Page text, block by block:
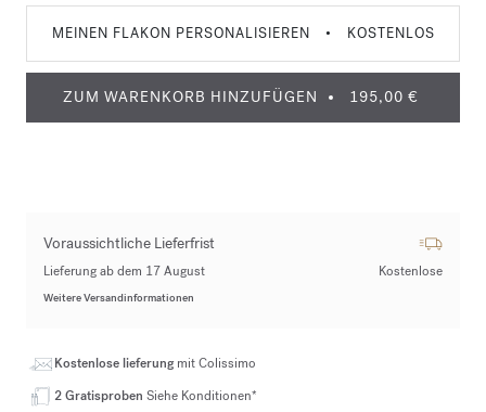
MEINEN FLAKON PERSONALISIEREN • KOSTENLOS
ZUM WARENKORB HINZUFÜGEN 195,00 €
Voraussichtliche Lieferfrist
Lieferung ab dem 17 August Kostenlose
Weitere Versandinformationen
Kostenlose lieferungmit Colissimo
2 Gratisproben Siehe Konditionen*